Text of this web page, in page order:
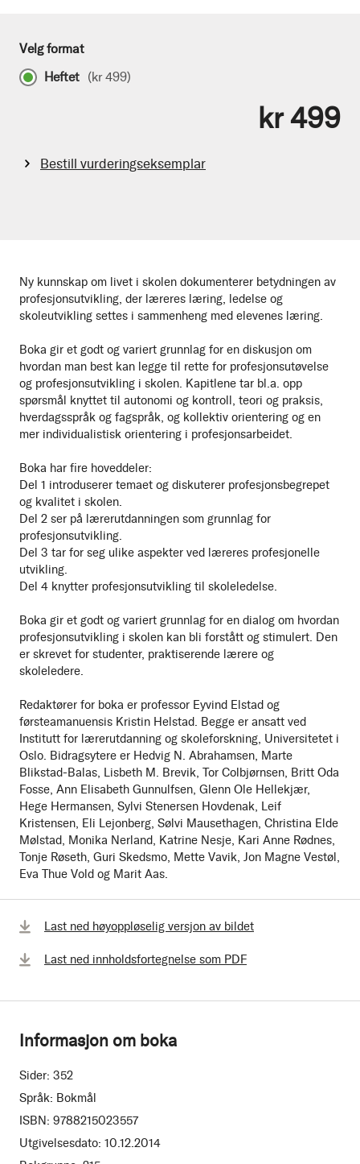
Ny kunnskap om livet i skolen dokumenterer betydningen av
profesjonsutvikling, der læreres læring, ledelse og
skoleutvikling settes i sammenheng med elevenes læring.
Boka gir et godt og variert grunnlag for en diskusjon om
hvordan man best kan legge til rette for profesjonsutøvelse
og profesjonsutvikling i skolen. Kapitlene tar bl.a. opp
spørsmål knyttet til autonomi og kontroll, teori og praksis,
hverdagsspråk og fagspråk, og kollektiv orientering og en
mer individualistisk orientering i profesjonsarbeidet.
Boka har fire hoveddeler:
Del 1 introduserer temaet og diskuterer profesjonsbegrepet
og kvalitet i skolen.
Del 2 ser på lærerutdanningen som grunnlag for
profesjonsutvikling.
Del 3 tar for seg ulike aspekter ved læreres profesjonelle
utvikling.
Del 4 knytter profesjonsutvikling til skoleledelse.
Boka gir et godt og variert grunnlag for en dialog om hvordan
profesjonsutvikling i skolen kan bli forstått og stimulert. Den
er skrevet for studenter, praktiserende lærere og
skoleledere.
Redaktører for boka er professor Eyvind Elstad og
førsteamanuensis Kristin Helstad. Begge er ansatt ved
Institutt for lærerutdanning og skoleforskning, Universitetet i
Oslo. Bidragsytere er Hedvig N. Abrahamsen, Marte
Blikstad-Balas, Lisbeth M. Brevik, Tor Colbjørnsen, Britt Oda
Fosse, Ann Elisabeth Gunnulfsen, Glenn Ole Hellekjær,
Hege Hermansen, Sylvi Stenersen Hovdenak, Leif
Kristensen, Eli Lejonberg, Sølvi Mausethagen, Christina Elde
Mølstad, Monika Nerland, Katrine Nesje, Kari Anne Rødnes,
Tonje Røseth, Guri Skedsmo, Mette Vavik, Jon Magne Vestøl,
Eva Thue Vold og Marit Aas.
Velg format
Heftet (kr 499)
kr 499
Bestill vurderingseksemplar
Last ned høyoppløselig versjon av bildet
Last ned innholdsfortegnelse som PDF
Informasjon om boka
Sider: 352
Språk: Bokmål
ISBN: 9788215023557
Utgivelsesdato: 10.12.2014